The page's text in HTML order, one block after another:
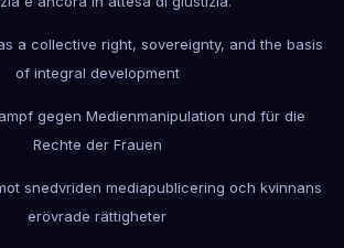
a collective right, sovereignty, and the basis
of integral development
gegen Medienmanipulation und für die
Rechte der Frauen
snedvriden mediapublicering och kvinnans
erövrade rättigheter